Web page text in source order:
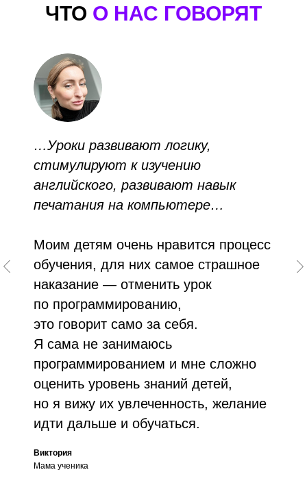
ЧТО О НАС ГОВОРЯТ
…Уроки развивают логику,
стимулируют к изучению
английского, развивают навык
печатания на компьютере…
Моим детям очень нравится процесс
обучения, для них самое страшное
наказание — отменить урок
по программированию,
это говорит само за себя.
Я сама не занимаюсь
программированием и мне сложно
оценить уровень знаний детей,
но я вижу их увлеченность, желание
идти дальше и обучаться.
Виктория
Мама ученика